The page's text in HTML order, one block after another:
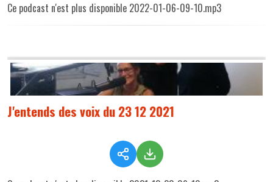
Ce podcast n'est plus disponible 2022-01-06-09-10.mp3
J'entends des voix du 23 12 2021